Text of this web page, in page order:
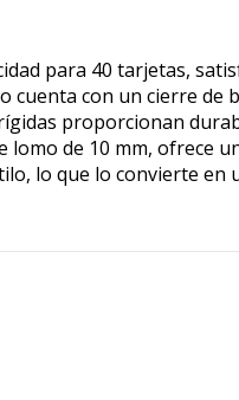
para 40 tarjetas,
cuenta con un cierre de
proporcionan
lomo de 10 mm, ofrece
lo que lo convierte en